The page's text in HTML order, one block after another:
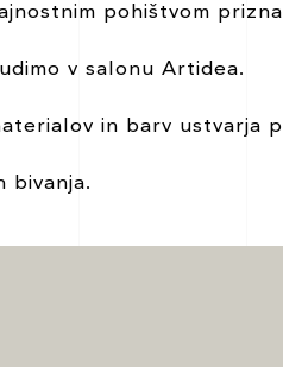
pohištvom
v salonu Artidea.
in barv ustvarja
bivanja.